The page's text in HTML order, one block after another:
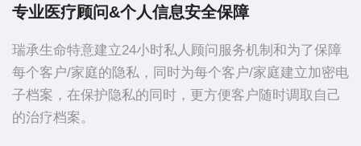
专业医疗顾问&个人信息安全保障
瑞承生命特意建立24小时私人顾问服务机制和为了保障
每个客户/家庭的隐私，同时为每个客户/家庭建立加密电
子档案，在保护隐私的同时，更方便客户随时调取自己
的治疗档案。